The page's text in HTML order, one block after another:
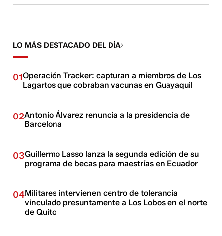
LO MÁS DESTACADO DEL DÍA
01Operación Tracker: capturan a miembros de Los
Lagartos que cobraban vacunas en Guayaquil
02Antonio Álvarez renuncia a la presidencia de
Barcelona
03Guillermo Lasso lanza la segunda edición de su
programa de becas para maestrías en Ecuador
04Militares intervienen centro de tolerancia
vinculado presuntamente a Los Lobos en el norte
de Quito